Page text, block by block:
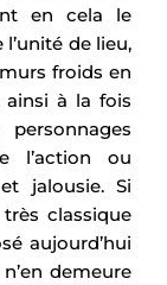
en cela le
de lieu,
froids en
ainsi à la fois
l’action ou
jalousie. Si
classique
aujourd’hui
demeure